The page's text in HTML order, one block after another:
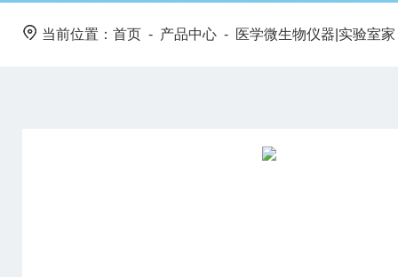
当前位置： 首页 - 产品中心 - 医学微生物仪器|实验室家